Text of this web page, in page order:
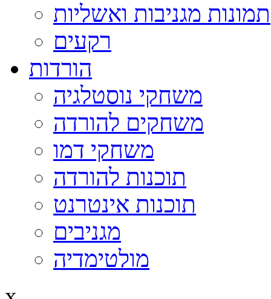
תמונות מגניבות ואשליות
רקעים
הורדות
משחקי נוסטלגיה
משחקים להורדה
משחקי דמו
תוכנות להורדה
תוכנות אינטרנט
מגניבים
מולטימדיה